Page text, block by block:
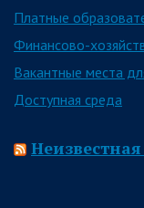
Платные
Финансово-
Вакантные места
Доступная среда